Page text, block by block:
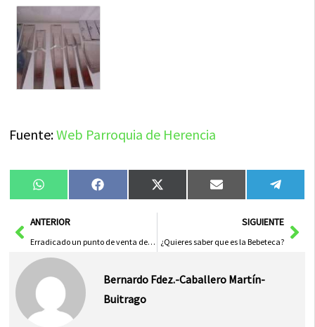
Fuente:Web Parroquia de Herencia
Compartir
en
WhatsAppCompartir
en
FacebookCompartir
en
X
(Twitter)
Compartir
en
Email
en
AntANTERIOR
Erradicado un punto de venta de droga en Herencia
SIGUIENTE
¿Quieres saber que es la Bebeteca?
Bernardo Fdez.-Caballero Martín-
Buitrago